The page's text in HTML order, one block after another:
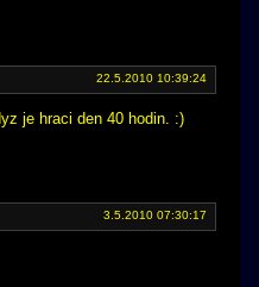
22.5.2010 10:39:24
je hraci den 40 hodin. :)
3.5.2010 07:30:17